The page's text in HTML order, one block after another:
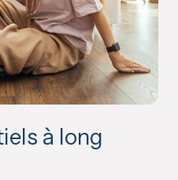
à long